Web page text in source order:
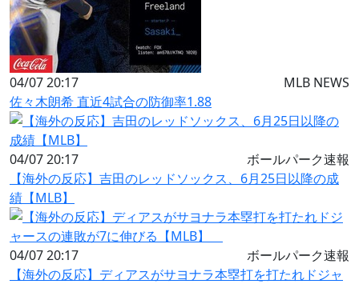
04/07 20:17
MLB NEWS
佐々木朗希 直近4試合の防御率1.88
04/07 20:17
ボールパーク速報
【海外の反応】吉田のレッドソックス、6月25日以降の成
績【MLB】
04/07 20:17
ボールパーク速報
【海外の反応】ディアスがサヨナラ本塁打を打たれドジャ